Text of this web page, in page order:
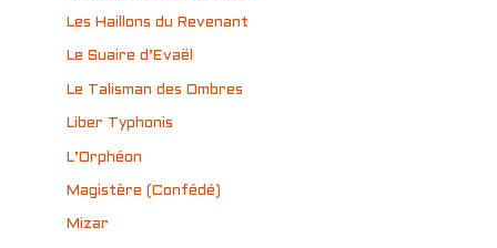
Les Haillons du Revenant
Le Suaire d’Evaël
Le Talisman des Ombres
Liber Typhonis
L’Orphéon
Magistère (Confédé)
Mizar